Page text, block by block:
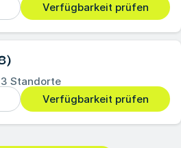
Verfügbarkeit prüfen
3 Standorte
Verfügbarkeit prüfen